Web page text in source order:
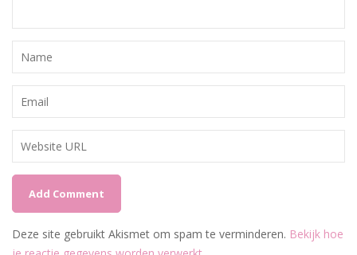
Deze site gebruikt Akismet om spam te verminderen. Bekijk hoe